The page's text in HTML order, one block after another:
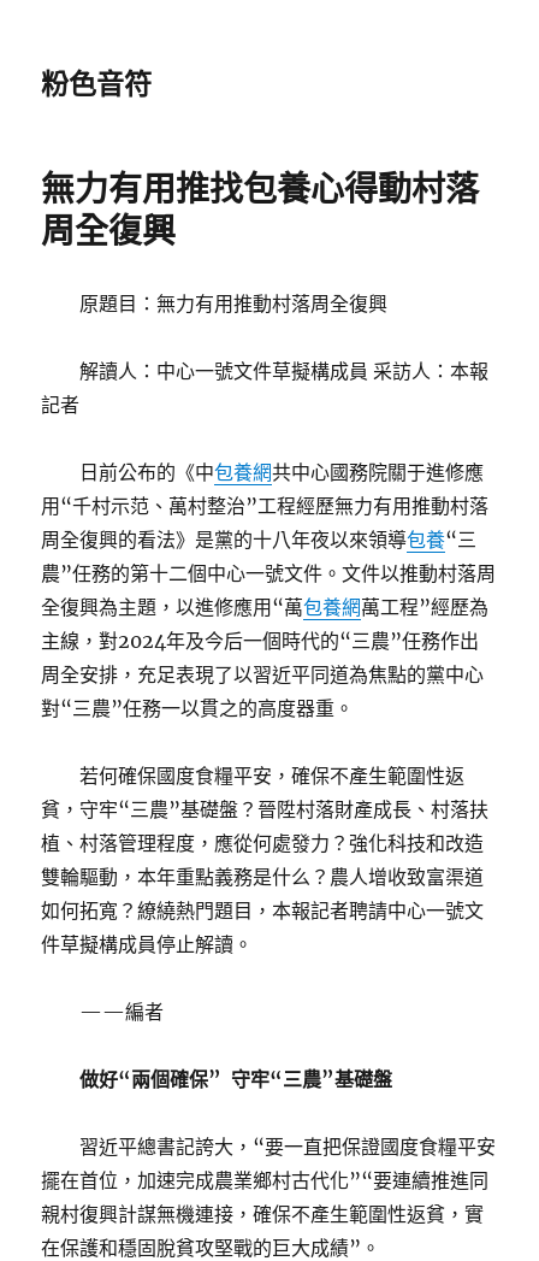
粉色音符
無力有用推找包養心得動村落
周全復興
原題目：無力有用推動村落周全復興
解讀人：中心一號文件草擬構成員 采訪人：本報
記者
日前公布的《中包養網共中心國務院關于進修應
用“千村示范、萬村整治”工程經歷無力有用推動村落
周全復興的看法》是黨的十八年夜以來領導包養“三
農”任務的第十二個中心一號文件。文件以推動村落周
全復興為主題，以進修應用“萬包養網萬工程”經歷為
主線，對2024年及今后一個時代的“三農”任務作出
周全安排，充足表現了以習近平同道為焦點的黨中心
對“三農”任務一以貫之的高度器重。
若何確保國度食糧平安，確保不產生範圍性返
貧，守牢“三農”基礎盤？晉陞村落財產成長、村落扶
植、村落管理程度，應從何處發力？強化科技和改造
雙輪驅動，本年重點義務是什么？農人增收致富渠道
如何拓寬？繚繞熱門題目，本報記者聘請中心一號文
件草擬構成員停止解讀。
——編者
做好“兩個確保” 守牢“三農”基礎盤
習近平總書記誇大，“要一直把保證國度食糧平安
擺在首位，加速完成農業鄉村古代化”“要連續推進同
親村復興計謀無機連接，確保不產生範圍性返貧，實
在保護和穩固脫貧攻堅戰的巨大成績”。